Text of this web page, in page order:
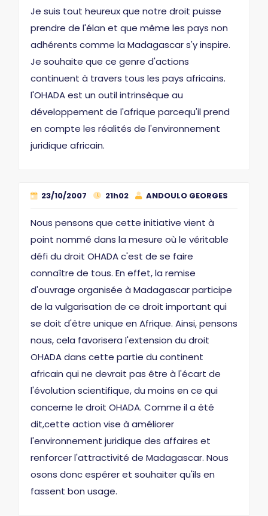
Je suis tout heureux que notre droit puisse
prendre de l'élan et que même les pays non
adhérents comme la Madagascar s'y inspire.
Je souhaite que ce genre d'actions
continuent à travers tous les pays africains.
l'OHADA est un outil intrinsèque au
développement de l'afrique parcequ'il prend
en compte les réalités de l'environnement
juridique africain.
23/10/2007 21h02 ANDOULO GEORGES
Nous pensons que cette initiative vient à
point nommé dans la mesure où le véritable
défi du droit OHADA c'est de se faire
connaître de tous. En effet, la remise
d'ouvrage organisée à Madagascar participe
de la vulgarisation de ce droit important qui
se doit d'être unique en Afrique. Ainsi, pensons
nous, cela favorisera l'extension du droit
OHADA dans cette partie du continent
africain qui ne devrait pas être à l'écart de
l'évolution scientifique, du moins en ce qui
concerne le droit OHADA. Comme il a été
dit,cette action vise à améliorer
l'environnement juridique des affaires et
renforcer l'attractivité de Madagascar. Nous
osons donc espérer et souhaiter qu'ils en
fassent bon usage.